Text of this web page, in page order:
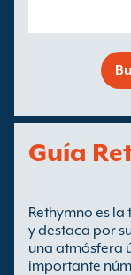
Guía
Rethymno es
y destaca por
una atmósfera
importante